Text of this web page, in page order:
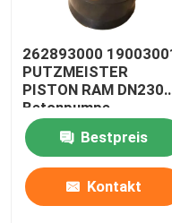
Verschleißfestguss
Rohr für
262893000
PUTZMEISTER
PISTON RAM DN230
Betonpumpe
Bestpreis
Kontakt